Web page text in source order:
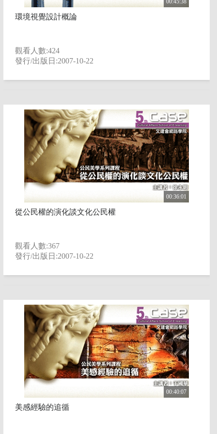
00:45:38
環境視覺設計概論
觀看人數:424
發行/出版日:2007-10-22
00:36:01
從公民權的演化談文化公民權
觀看人數:367
發行/出版日:2007-10-22
00:40:07
美感經驗的追循